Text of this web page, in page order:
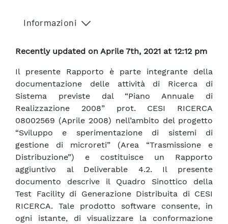
Informazioni
Recently updated on Aprile 7th, 2021 at 12:12 pm
Il presente Rapporto è parte integrante della
documentazione delle attività di Ricerca di
Sistema previste dal “Piano Annuale di
Realizzazione 2008” prot. CESI RICERCA
08002569 (Aprile 2008) nell’ambito del progetto
“Sviluppo e sperimentazione di sistemi di
gestione di microreti” (Area “Trasmissione e
Distribuzione”) e costituisce un Rapporto
aggiuntivo al Deliverable 4.2. Il presente
documento descrive il Quadro Sinottico della
Test Facility di Generazione Distribuita di CESI
RICERCA. Tale prodotto software consente, in
ogni istante, di visualizzare la conformazione